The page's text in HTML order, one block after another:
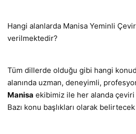
Hangi alanlarda Manisa Yeminli
verilmektedir?
Tüm dillerde olduğu gibi hangi
alanında uzman, deneyimli,
Manisa ekibimiz ile her alanda
Bazı konu başlıkları olarak